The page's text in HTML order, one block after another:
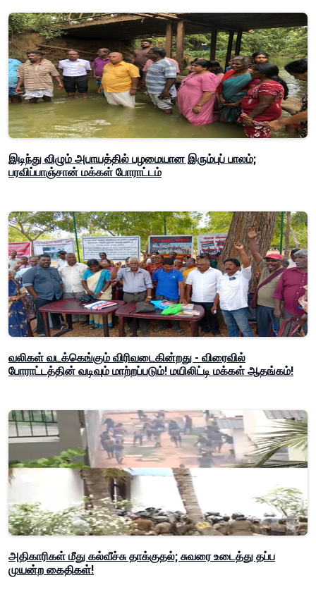
இடிந்து விழும் அபாயத்தில் பழமையான இரும்புப் பாலம்;
பரவிப்பாஞ்சான் மக்கள் போராட்டம்
வலிகள் வடக்கெங்கும் விரிவடைகின்றது - விரைவில்
போராட்டத்தின் வடிவும் மாற்றப்படும்! மயிலிட்டி மக்கள் ஆதங்கம்!
அதிகாரிகள் மீது கல்வீச்சு தாக்குதல்; சுவரை உடைத்து தப்ப
முயன்ற கைதிகள்!